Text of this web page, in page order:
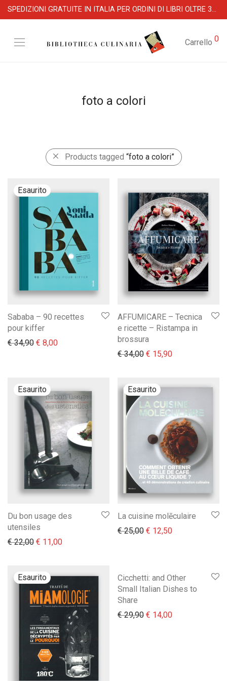
SPEDIZIONI GRATUITE IN ITALIA PER ORDINI DI LIBRI OLTRE 39 €
Carrello 0
foto a colori
Products tagged “foto a colori”
Sababa – 90 recettes
pour kiffer
€34,90 Il prezzo originale era: € 34,90.
€ 8,00Il prezzo attuale è: € 8,00.
AFFUMICARE – Tecnica
e ricette – Ristampa in
brossura
€34,00 Il prezzo originale era:
€ 15,90Il prezzo
Du bon usage des
utensiles
€22,00 Il prezzo originale era: € 22,00.
€ 11,00Il prezzo attuale è: € 11,00.
La cuisine molēculaire
€25,00 Il prezzo originale era:
€ 12,50Il prezzo
Cicchetti: and Other
Small Italian Dishes to
Share
€29,90 Il prezzo originale era:
€ 14,00Il prezzo